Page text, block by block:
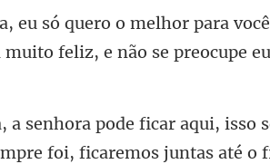
muito feliz
car aqui, isso